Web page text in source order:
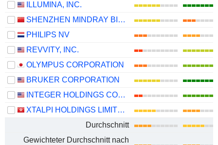
ILLUMINA, INC.
SHENZHEN MINDRAY BIO-MEDICAL ELECTRONICS CO., LTD.
PHILIPS NV
REVVITY, INC.
OLYMPUS CORPORATION
BRUKER CORPORATION
INTEGER HOLDINGS CORPORATION
XTALPI HOLDINGS LIMITED
Durchschnitt
Gewichteter Durchschnitt nach